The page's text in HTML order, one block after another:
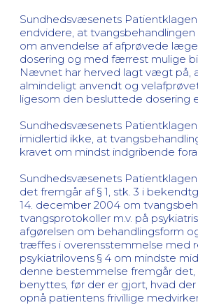
Sundhedsvæsenets
endvidere, at
om anvendelse af afprøvede
dosering og med færrest mulige
Nævnet har herved lagt vægt på,
almindeligt anvendt og
ligesom den besluttede dosering
Sundhedsvæsenets
imidlertid ikke, at
kravet om mindst indgribende
Sundhedsvæsenets
det fremgår af § 1, stk. 3 i
14. december 2004 om
tvangsprotokoller m.v. på
afgørelsen om behandlingsform
træffes i overensstemmelse med
psykiatrilovens § 4 om mindste
denne bestemmelse fremgår
benyttes, før der er gjort, hvad
opnå patientens frivillige